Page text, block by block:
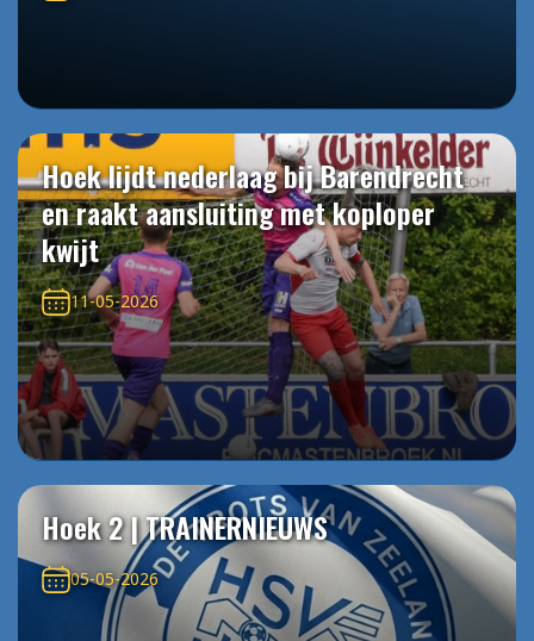
Hoek lijdt nederlaag bij Barendrecht
en raakt aansluiting met koploper
kwijt
11-05-2026
Hoek 2 | TRAINERNIEUWS
05-05-2026